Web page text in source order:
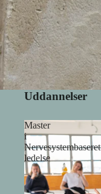
Uddannelser
Master
i
Nervesystembaseret
ledelse